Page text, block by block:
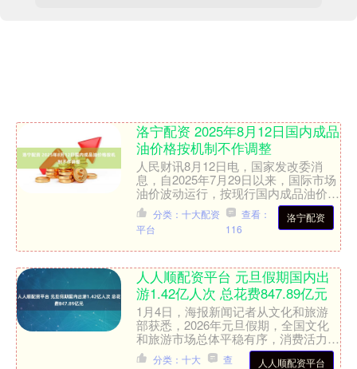
洛宁配资 2025年8月12日国内成品
油价格按机制不作调整
人民财讯8月12日电，国家发改委消
息，自2025年7月29日以来，国际市场
油价波动运行，按现行国内成品油价格
机制测算，8月12日的前10个工作日平
均价格与7月2....
洛宁配资
分类：十大配资
平台
查看：
116
人人顺配资平台 元旦假期国内出
游1.42亿人次 总花费847.89亿元
1月4日，海报新闻记者从文化和旅游
部获悉，2026年元旦假期，全国文化
和旅游市场总体平稳有序，消费活力持
续释放。经文化和旅游部数据中心测
人人顺配资平台
分类：十大
查